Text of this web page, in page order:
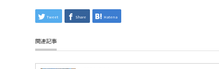
Tweet Share Hatena
関連記事